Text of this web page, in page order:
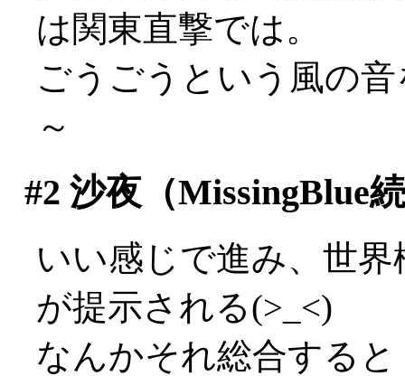
は関東直撃では。
ごうごうという風の
～
#2 沙夜（MissingBlue
いい感じで進み、世
が提示される(>_<)
なんかそれ総合すると